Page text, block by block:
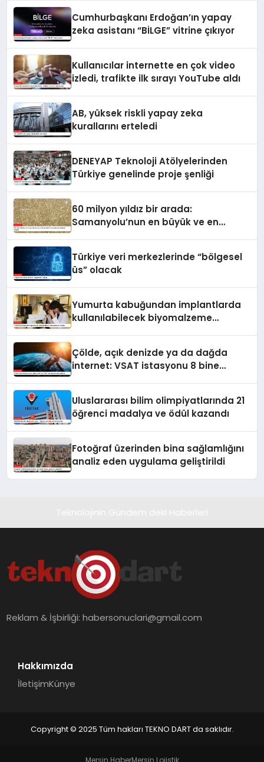
Cumhurbaşkanı Erdoğan’ın yapay
zeka asistanı “BİLGE” vitrine çıkıyor
Kullanıcılar internette en çok video
izledi, trafikte ilk sırayı YouTube aldı
AB, yüksek riskli yapay zeka
kurallarını erteledi
DENEYAP Teknoloji Atölyelerinden
Türkiye genelinde proje şenliği
60 milyon yıldız bir arada:
Samanyolu’nun en büyük ve en
Türkiye veri merkezlerinde “bölgesel
üs” olacak
Yumurta kabuğundan implantlarda
kullanılabilecek biyomalzeme
Çölde, açık denizde ya da dağda
internet: VSAT istasyonu 8 bine
Uluslararası bilim olimpiyatlarında 21
öğrenci madalya ve ödül kazandı
Fotoğraf üzerinden bina sağlamlığını
analiz eden uygulama geliştirildi
Reklam & İşbirliği:habersonuclari@gmail.com
Hakkımızda
İletişimKünye
Copyright © 2025 Tüm hakları TEKNO DART da saklıdır.
Mersin HaberMersin Lojistik